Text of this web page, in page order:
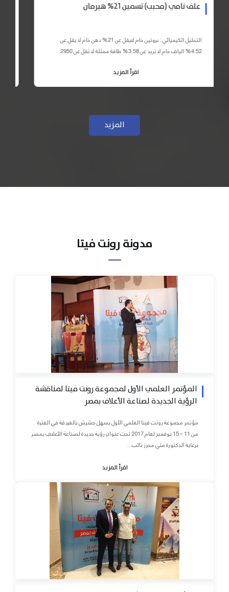
علف نامي (محبب) تسمين 21% هيرمان
التحليل الكيميائي : بروتين خام لايقل عن 21% دهن خام لا يقل عن
4.52% الياف خام لا تزيد عن 3.58% طاقة ممثلة لا تقل عن 2950
اقرأ المزيد
المزيد
مدونة رونت فيتا
المؤتمر العلمي الأول لمجموعة رونت فيتا لمناقشة
الرؤية الجديدة لصناعة الأعلاف بمصر
مؤتمر مجموعة رونت فيتا العلمي الأول بسهل حشيش بالغردقة في الفترة
من 11 – 15 نوفمبر لعام 2017 تحت عنوان رؤية جديدة لصناعة الأعلاف بمصر
برعاية الدكتورة مني محرز نائب...
اقرأ المزيد